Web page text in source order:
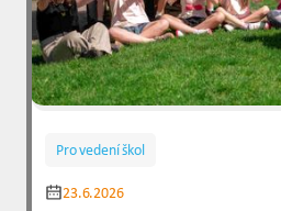
Pro vedení škol
23.6.2026